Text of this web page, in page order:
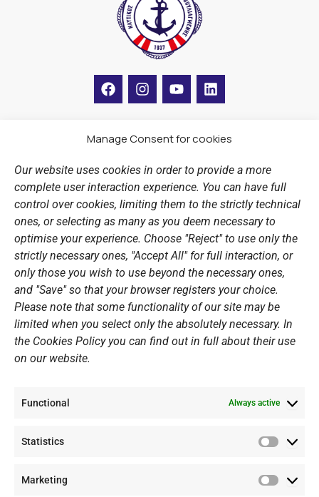
Manage Consent for cookies
Our website uses cookies in order to provide a more
complete user interaction experience. You can have full
control over cookies, limiting them to the strictly technical
ones, or selecting as many as you deem necessary to
optimise your experience. Choose "Reject" to use only the
strictly necessary ones, "Accept All" for full interaction, or
only those you wish to use beyond the necessary ones,
and "Save" so that your browser registers your choice.
Please note that some functionality of our site may be
limited when you select only the absolutely necessary. In
the Cookies Policy you can find out in full about their use
on our website.
Functional Always active
Statistics
Marketing
F
a
b
o
k
I
n
a
r
a
m
Y
o
u
e
L
i
e
i
n
Sports Academy
Open Water Swimming Crossing
Sponsors
Summer Camps
PERSONAL DATA
Website Policy
Cookie Policy
General Policy NOV
Summer Camp Update
CONTACT
+30 210 89 62 416